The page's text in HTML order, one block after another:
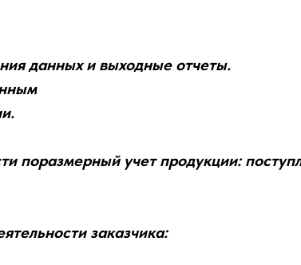
данных и выходные отчеты.
поразмерный учет продукции:
заказчика: